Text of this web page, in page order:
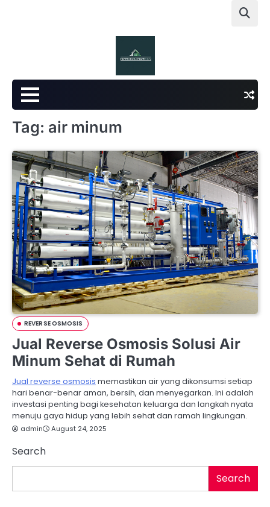
Tag: air minum
REVERSE OSMOSIS
Jual Reverse Osmosis Solusi Air
Minum Sehat di Rumah
Jual reverse osmosis memastikan air yang dikonsumsi setiap
hari benar-benar aman, bersih, dan menyegarkan. Ini adalah
investasi penting bagi kesehatan keluarga dan langkah nyata
menuju gaya hidup yang lebih sehat dan ramah lingkungan.
admin August 24, 2025
Search
Search